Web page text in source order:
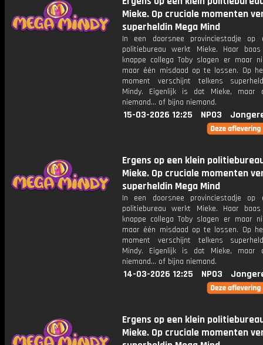
Mieke. Op cruciale momenten
superheldin Mega Mind
In een doorsnee provinciestadje op
politiebureau werkt Mieke. Haar
knappe collega Toby slagen er maar
maar één misdaad op te lossen. Op
moment verschijnt telkens
Mindy. Eigenlijk is dat Mieke, maar
niemand... of bijna niemand.
15-03-2026 12:25 NPO3
Ergens op een klein
Mieke. Op cruciale momenten
superheldin Mega Mind
In een doorsnee provinciestadje op
politiebureau werkt Mieke. Haar
knappe collega Toby slagen er maar
maar één misdaad op te lossen. Op
moment verschijnt telkens
Mindy. Eigenlijk is dat Mieke, maar
niemand... of bijna niemand.
14-03-2026 12:25 NPO3
Ergens op een klein
Mieke. Op cruciale momenten